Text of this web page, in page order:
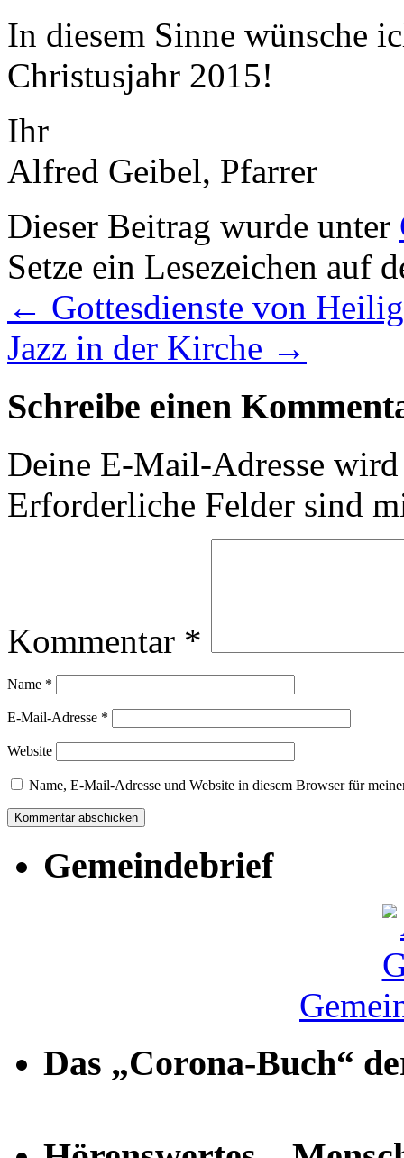
In diesem Sinne wünsche
Christusjahr 2015!
Ihr
Alfred Geibel, Pfarrer
Dieser Beitrag wurde unter
Setze ein Lesezeichen auf
← Gottesdienste von
Jazz in der Kirche →
Schreibe einen
Deine E-Mail-Adresse
Erforderliche Felder sind
Kommentar *
Name *
E-Mail-Adresse *
Website
Name, E-Mail-Adresse und Website in diesem Browser für
Gemeindebrief
Das „Corona-Buch“